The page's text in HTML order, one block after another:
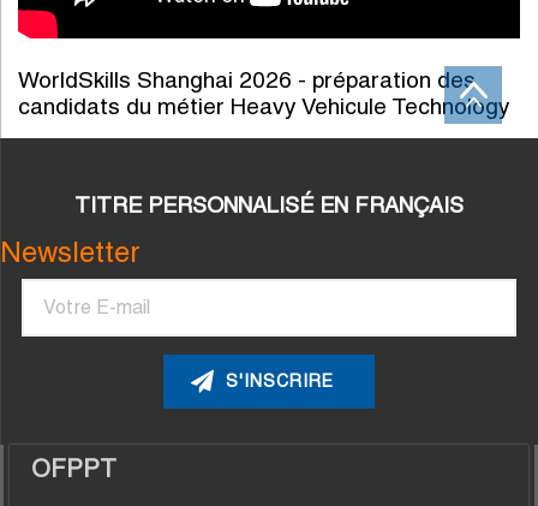
WorldSkills Shanghai 2026 - préparation des
candidats du métier Heavy Vehicule Technology
TITRE PERSONNALISÉ EN FRANÇAIS
Newsletter
Courriel
OFPPT